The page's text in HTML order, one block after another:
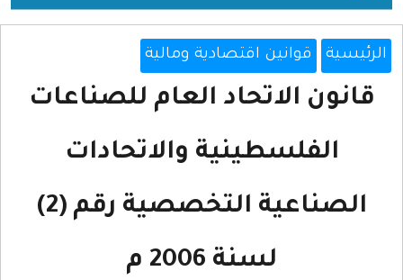
الرئيسية قوانين اقتصادية ومالية
قانون الاتحاد العام للصناعات
الفلسطينية والاتحادات
الصناعية التخصصية رقم (2)
لسنة 2006 م